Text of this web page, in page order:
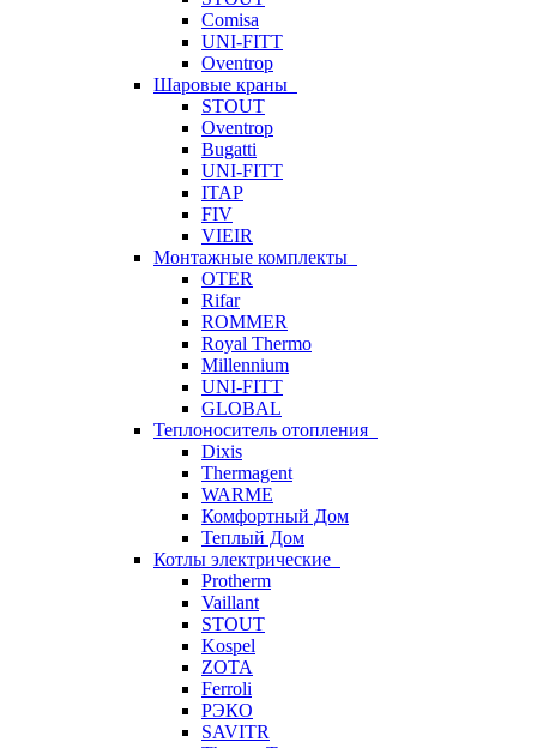
Comisa
UNI-FITT
Oventrop
Шаровые краны
STOUT
Oventrop
Bugatti
UNI-FITT
ITAP
FIV
VIEIR
Монтажные комплекты
OTER
Rifar
ROMMER
Royal Thermo
Millennium
UNI-FITT
GLOBAL
Теплоноситель отопления
Dixis
Thermagent
WARME
Комфортный Дом
Теплый Дом
Котлы электрические
Protherm
Vaillant
STOUT
Kospel
ZOTA
Ferroli
РЭКО
SAVITR